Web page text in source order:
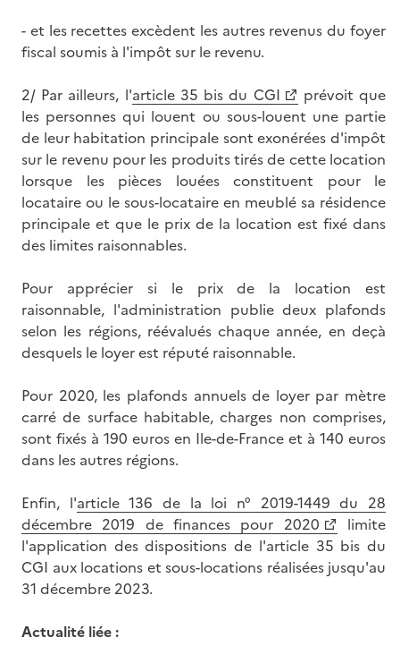
- et les recettes excèdent les autres revenus du foyer
fiscal soumis à l'impôt sur le revenu.
2/ Par ailleurs, l'article 35 bis du CGI
prévoit que
les personnes qui louent ou sous-louent une partie
de leur habitation principale sont exonérées d'impôt
sur le revenu pour les produits tirés de cette location
lorsque les pièces louées constituent pour le
locataire ou le sous-locataire en meublé sa résidence
principale et que le prix de la location est fixé dans
des limites raisonnables.
Pour apprécier si le prix de la location est
raisonnable, l'administration publie deux plafonds
selon les régions, réévalués chaque année, en deçà
desquels le loyer est réputé raisonnable.
Pour 2020, les plafonds annuels de loyer par mètre
carré de surface habitable, charges non comprises,
sont fixés à 190 euros en Ile-de-France et à 140 euros
dans les autres régions.
Enfin, l'article 136 de la loi n° 2019-1449 du 28
décembre 2019 de finances pour 2020
limite
l'application des dispositions de l'article 35 bis du
CGI aux locations et sous-locations réalisées jusqu'au
31 décembre 2023.
Actualité liée :